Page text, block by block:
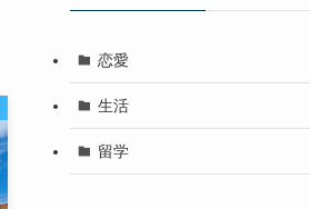
恋愛
生活
留学